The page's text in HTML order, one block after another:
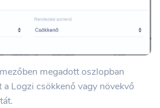
mezőben megadott oszlopban
Logzi csökkenő vagy növekvő